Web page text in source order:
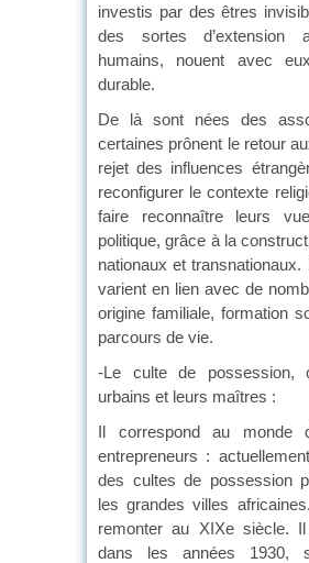
investis par des êtres
des sortes d’extension
humains, nouent avec
durable.
De là sont nées des
certaines prônent le retour
rejet des influences
reconfigurer le contexte
faire reconnaître leurs
politique, grâce à la
nationaux et
varient en lien avec de
origine familiale, formation
parcours de vie.
-Le culte de possession,
urbains et leurs maîtres :
Il correspond au monde
entrepreneurs :
des cultes de possession
les grandes villes
remonter au XIXe siècle.
dans les années 1930,